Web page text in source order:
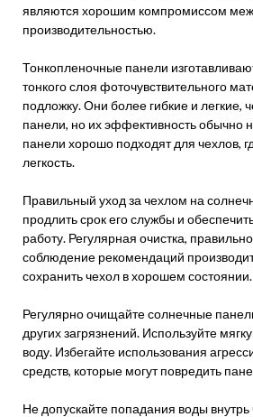
являются хорошим компромиссом
производительностью.
Тонкопленочные панели
тонкого слоя фоточувствительного
подложку. Они более гибкие и легкие,
панели, но их эффективность обычно
панели хорошо подходят для чехлов,
легкость.
Правильный уход за чехлом на
продлить срок его службы и
работу. Регулярная очистка,
соблюдение рекомендаций
сохранить чехол в хорошем состоянии.
Регулярно очищайте солнечные
других загрязнений. Используйте
воду. Избегайте использования
средств, которые могут повредить
Не допускайте попадания воды